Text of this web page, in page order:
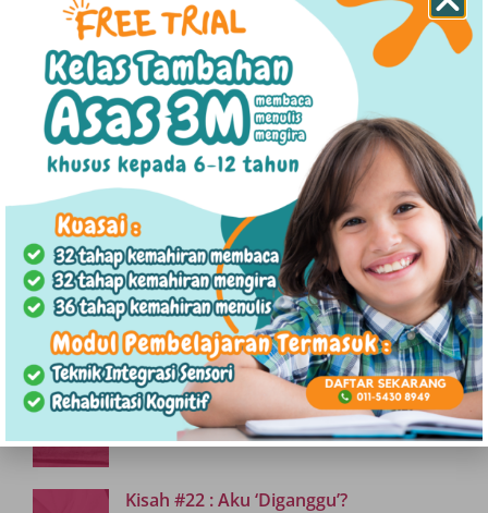
Menderita? Benarkah? Aku tidak begitu
ingat. Tetapi jika tidak, mengapa aku
terpaksa menggalas beban kemurungan
sejak bersekolah?
Kisah #24 : Kawanku Yang Kuat
23/12/2023
Kini raut wajah Nisa kembali ceria dan
gembira, dia juga berjaya habiskan projek
tahun akhir dengan jayanya..
Kisah #23 : Jalan Yang Kupilih
21/12/2023
Aku percaya, dalam jiwa setiap manusia itu,
tetap akan tinggal dalam diri, sejalur
harapan untuk terus bertahan..
Kisah #22 : Aku ‘Diganggu’?